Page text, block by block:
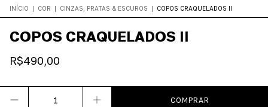
INÍCIO | COR | CINZAS, PRATAS & ESCUROS | COPOS CRAQUELADOS II
COPOS CRAQUELADOS II
R$490,00